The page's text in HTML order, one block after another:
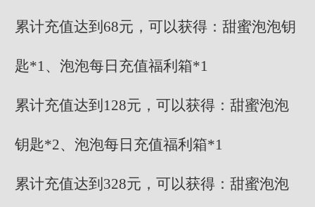
累计充值达到68元，可以获得：甜蜜泡泡钥
匙*1、泡泡每日充值福利箱*1
累计充值达到128元，可以获得：甜蜜泡泡
钥匙*2、泡泡每日充值福利箱*1
累计充值达到328元，可以获得：甜蜜泡泡